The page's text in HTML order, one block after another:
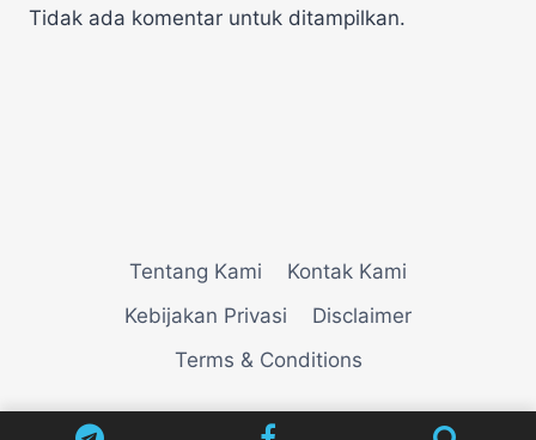
Tidak ada komentar untuk ditampilkan.
Tentang Kami
Kontak Kami
Kebijakan Privasi
Disclaimer
Terms & Conditions